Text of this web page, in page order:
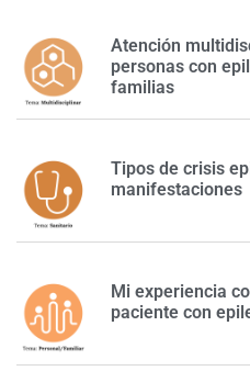
Atención
personas con
familias
Tipos de crisis
manifestaciones
Mi experiencia
paciente con